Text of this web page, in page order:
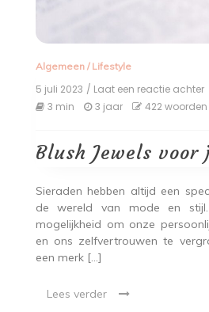
Algemeen/ Lifestyle
5 juli 2023 / Laat een reactie achter
3 min 3 jaar 422 woorden
Blush Jewels voor
Sieraden hebben altijd een
de wereld van mode en
mogelijkheid om onze
en ons zelfvertrouwen te
een merk […]
Lees verder